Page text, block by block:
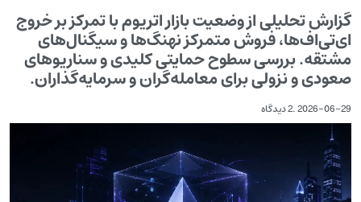
گزارش تحلیلی از وضعیت بازار اتریوم با تمرکز بر خروج
ای‌تی‌اف‌ها، فروش متمرکز نهنگ‌ها و سیگنال‌های
مشتقه. بررسی سطوح حمایتی کلیدی و سناریوهای
صعودی و نزولی برای معامله‌گران و سرمایه‌گذاران.
2026-06-29
.2 دیدگاه